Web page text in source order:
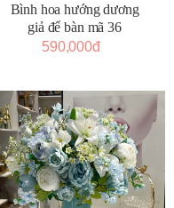
Bình hoa hướng dương
giả để bàn mã 36
590,000đ